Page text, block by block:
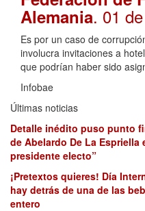
Alemania. 01
Es por un caso de
involucra invitaciones a
que podrían haber sido
Infobae
Últimas noticias
Detalle inédito puso punto
de Abelardo De La
presidente electo”
¡Pretextos quieres! Día
hay detrás de una de las
entero